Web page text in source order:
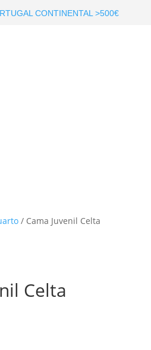
CONTINENTAL >500€
/ Cama Juvenil Celta
Celta